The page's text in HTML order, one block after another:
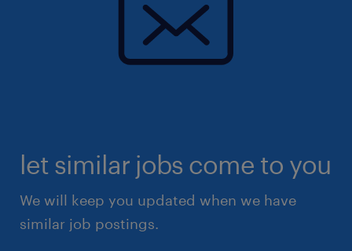
let similar jobs come to you
We will keep you updated when we have
similar job postings.